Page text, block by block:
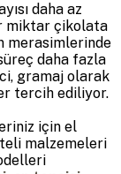
daha az
miktar çikolata
merasimlerinde
daha fazla
gramaj olarak
tercih ediliyor.
için el
malzemeleri